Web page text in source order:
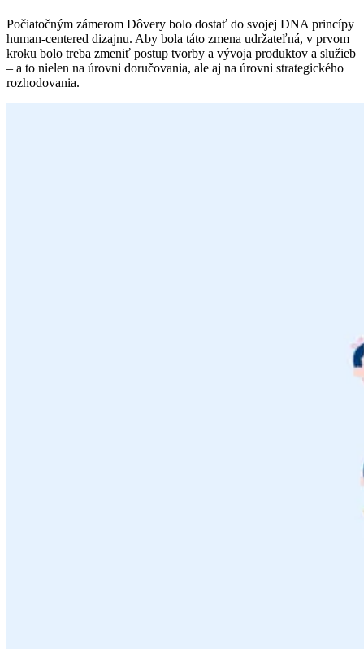
Počiatočným zámerom Dôvery bolo dostať do svojej DNA princípy
human-centered dizajnu. Aby bola táto zmena udržateľná, v prvom
kroku bolo treba zmeniť postup tvorby a vývoja produktov a služieb
– a to nielen na úrovni doručovania, ale aj na úrovni strategického
rozhodovania.